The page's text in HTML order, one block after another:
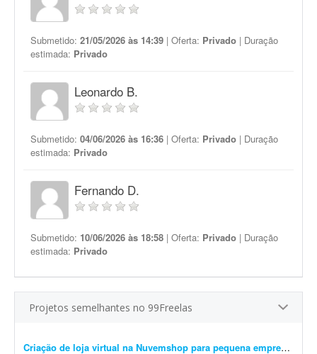
Submetido: 21/05/2026 às 14:39 | Oferta: Privado | Duração
estimada: Privado
Leonardo B.
Submetido: 04/06/2026 às 16:36 | Oferta: Privado | Duração
estimada: Privado
Fernando D.
Submetido: 10/06/2026 às 18:58 | Oferta: Privado | Duração
estimada: Privado
Projetos semelhantes no 99Freelas
Criação de loja virtual na Nuvemshop para pequena empresa